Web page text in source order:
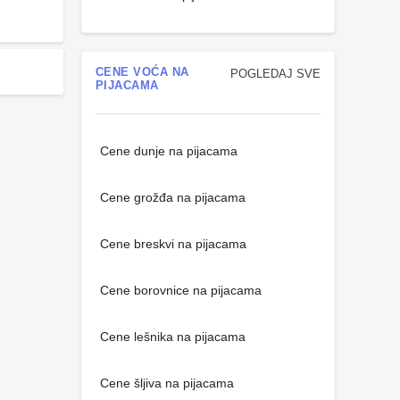
POGLEDAJ SVE
CENE VOĆA NA
PIJACAMA
Cene dunje na pijacama
Cene grožđa na pijacama
Cene breskvi na pijacama
Cene borovnice na pijacama
Cene lešnika na pijacama
Cene šljiva na pijacama